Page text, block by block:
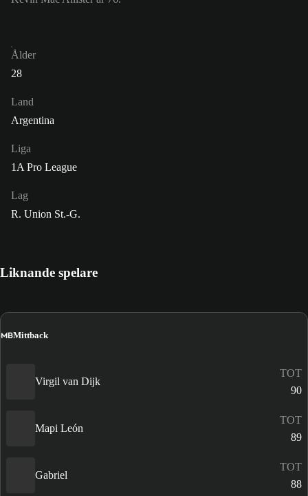
Ålder
28
Land
Argentina
Liga
1A Pro League
Lag
R. Union St.-G.
Liknande spelare
MBMittback
Virgil van Dijk
TOT
90
Mapi León
TOT
89
Gabriel
TOT
88